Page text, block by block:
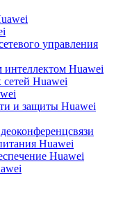
управления
Huawei
Huawei
и защиты Huawei
Huawei
Huawei